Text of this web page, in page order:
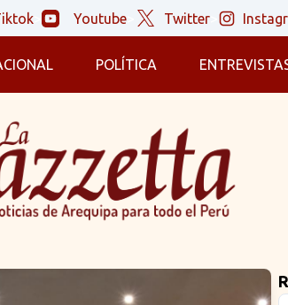
Youtube Twitter
POLÍTICA